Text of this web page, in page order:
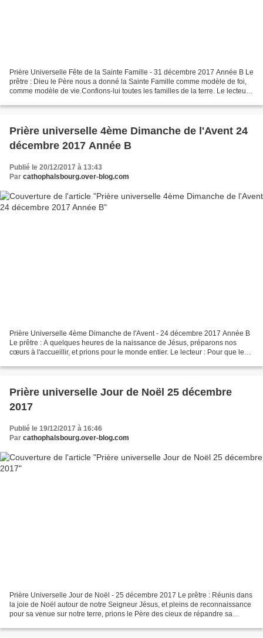
Prière Universelle Fête de la Sainte Famille - 31 décembre 2017 Année B Le
prêtre : Dieu le Père nous a donné la Sainte Famille comme modèle de foi,
comme modèle de vie.Confions-lui toutes les familles de la terre. Le lecteur :
Prière universelle 4ème Dimanche de l'Avent 24
décembre 2017 Année B
Publié le 20/12/2017 à 13:43
Par cathophalsbourg.over-blog.com
Prière Universelle 4ème Dimanche de l'Avent - 24 décembre 2017 Année B
Le prêtre : A quelques heures de la naissance de Jésus, préparons nos
cœurs à l'accueillir, et prions pour le monde entier. Le lecteur : Pour que les
Prière universelle Jour de Noël 25 décembre
2017
Publié le 19/12/2017 à 16:46
Par cathophalsbourg.over-blog.com
Prière Universelle Jour de Noël - 25 décembre 2017 Le prêtre : Réunis dans
la joie de Noël autour de notre Seigneur Jésus, et pleins de reconnaissance
pour sa venue sur notre terre, prions le Père des cieux de répandre sa